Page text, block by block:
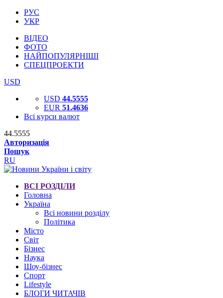
РУС
УКР
ВІДЕО
ФОТО
НАЙПОПУЛЯРНІШІ
СПЕЦПРОЕКТИ
USD
USD 44.5555
EUR 51.4636
Всі курси валют
44.5555
Авторизація
Пошук
RU
ВСІ РОЗДІЛИ
Головна
Україна
Всі новини розділу
Політика
Місто
Світ
Бізнес
Наука
Шоу-бізнес
Спорт
Lifestyle
БЛОГИ ЧИТАЧІВ